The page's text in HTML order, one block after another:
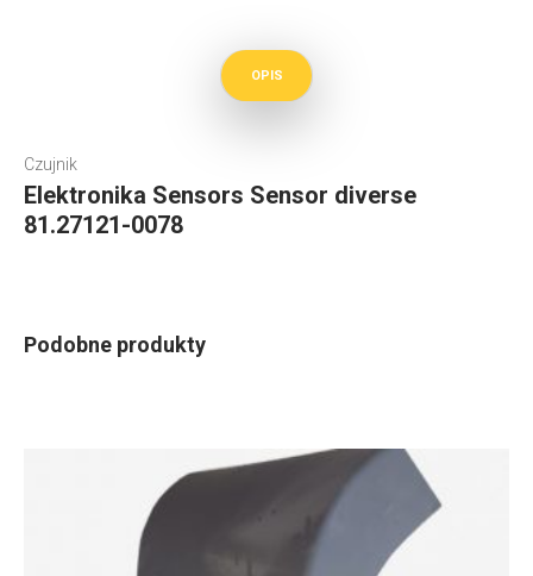
OPIS
Czujnik
Elektronika Sensors Sensor diverse
81.27121-0078
Podobne produkty